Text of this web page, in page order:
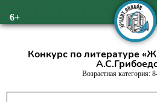
6+
Конкурс по литературе
Возрастная категория: